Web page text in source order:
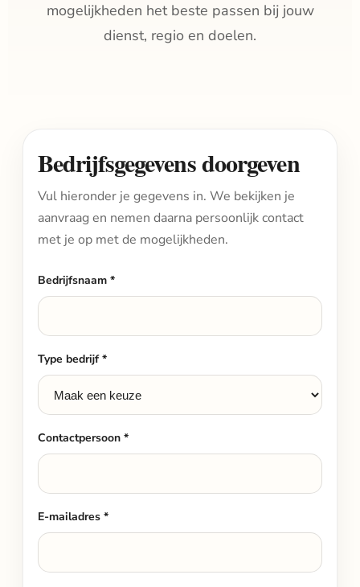
mogelijkheden het beste passen bij jouw
dienst, regio en doelen.
Bedrijfsgegevens doorgeven
Vul hieronder je gegevens in. We bekijken je
aanvraag en nemen daarna persoonlijk contact
met je op met de mogelijkheden.
Bedrijfsnaam *
Type bedrijf *
Contactpersoon *
E-mailadres *